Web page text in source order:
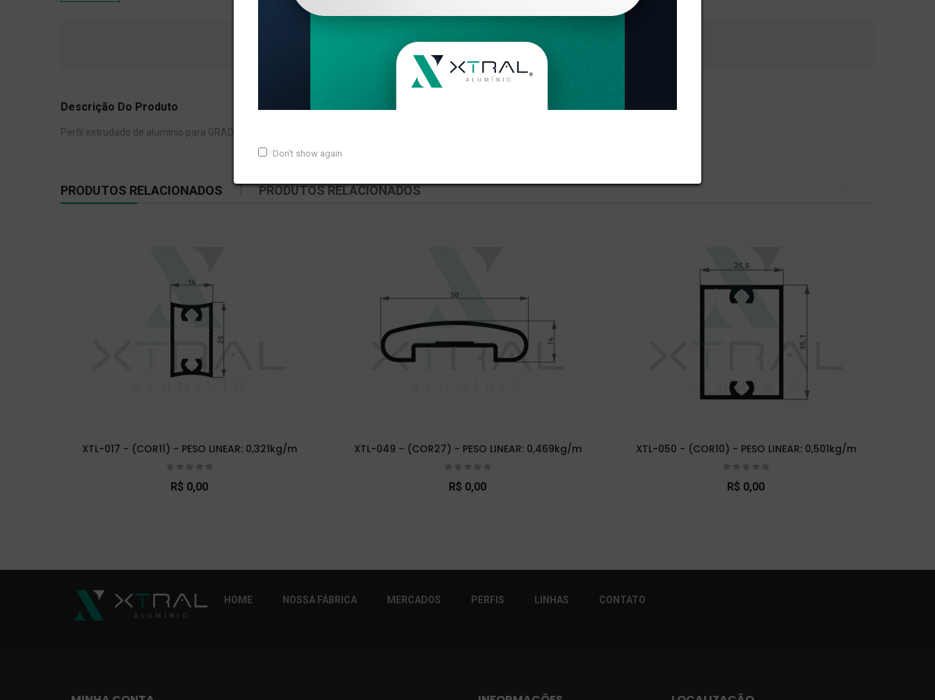
Don't show again
DESCRIÇÃO COMENTÁRIOS (0)
Descrição Do Produto
Perfil extrudado de alumínio para GRADIL E CORRIMÃO, com peso linear de 0,268kg/m.
PRODUTOS RELACIONADOS PRODUTOS RELACIONADOS
XTL-017 - (COR11) - PESO LINEAR: 0,321kg/m
R$ 0,00
XTL-049 - (COR27) - PESO LINEAR: 0,469kg/m
R$ 0,00
XTL-050 - (COR10) - PESO LINEAR: 0,501kg/m
R$ 0,00
HOME NOSSA FÁBRICA MERCADOS PERFIS LINHAS CONTATO